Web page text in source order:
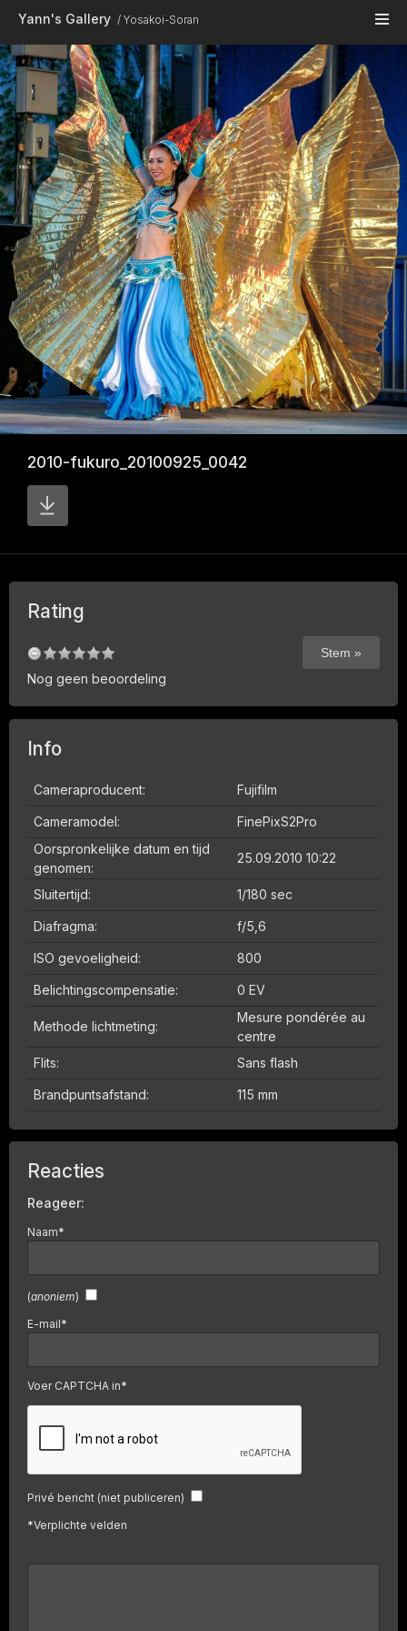
Yann's Gallery Yosakoi-Soran
2010-fukuro_20100925_0042
Rating
Nog geen beoordeling
Info
Cameraproducent: Fujifilm
Cameramodel:
FinePixS2Pro
Oorspronkelijke datum en tijd
genomen:
25.09.2010 10:22
Sluitertijd: 1/180 sec
Diafragma: f/5,6
ISO gevoeligheid: 800
Belichtingscompensatie: 0 EV
Methode lichtmeting:
Mesure pondérée au
centre
Flits:
Sans flash
Brandpuntsafstand: 115 mm
Reacties
Reageer:
Naam*
(anoniem)
E-mail*
Voer CAPTCHA in*
Privé bericht (niet publiceren)
*Verplichte velden